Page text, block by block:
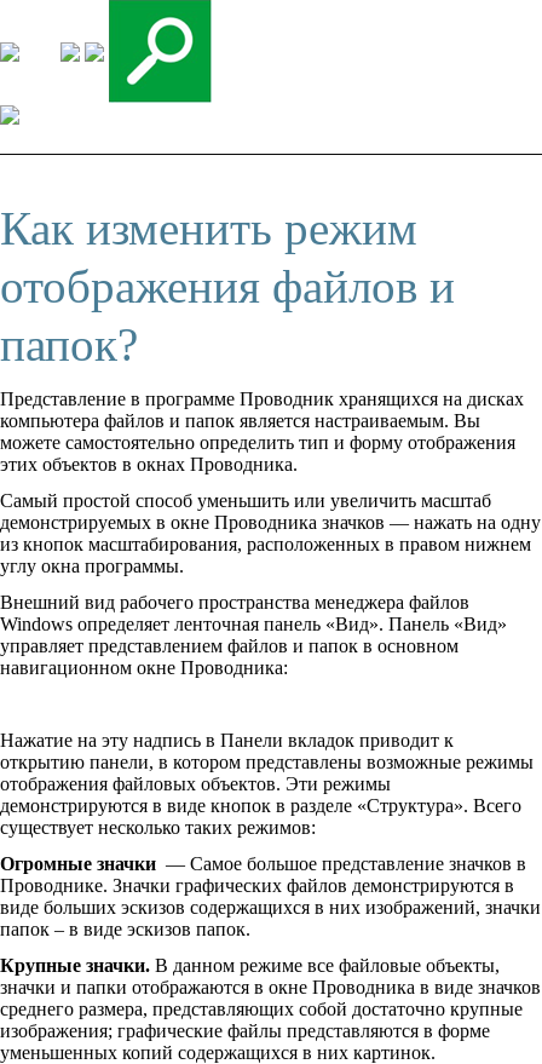
Как изменить режим
отображения файлов и
папок?
Представление в программе Проводник хранящихся на дисках
компьютера файлов и папок является настраиваемым. Вы
можете самостоятельно определить тип и форму отображения
этих объектов в окнах Проводника.
Самый простой способ уменьшить или увеличить масштаб
демонстрируемых в окне Проводника значков — нажать на одну
из кнопок масштабирования, расположенных в правом нижнем
углу окна программы.
Внешний вид рабочего пространства менеджера файлов
Windows определяет ленточная панель «Вид». Панель «Вид»
управляет представлением файлов и папок в основном
навигационном окне Проводника:
Нажатие на эту надпись в Панели вкладок приводит к
открытию панели, в котором представлены возможные режимы
отображения файловых объектов. Эти режимы
демонстрируются в виде кнопок в разделе «Структура». Всего
существует несколько таких режимов:
Огромные значки — Самое большое представление значков в
Проводнике. Значки графических файлов демонстрируются в
виде больших эскизов содержащихся в них изображений, значки
папок – в виде эскизов папок.
Крупные значки. В данном режиме все файловые объекты,
значки и папки отображаются в окне Проводника в виде значков
среднего размера, представляющих собой достаточно крупные
изображения; графические файлы представляются в форме
уменьшенных копий содержащихся в них картинок.